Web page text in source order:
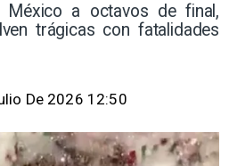
México a octavos de final,
trágicas con fatalidades
De 2026 12:50